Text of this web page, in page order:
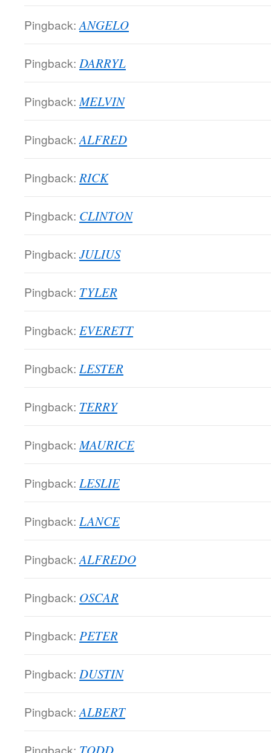
Pingback: ANGELO
Pingback: DARRYL
Pingback: MELVIN
Pingback: ALFRED
Pingback: RICK
Pingback: CLINTON
Pingback: JULIUS
Pingback: TYLER
Pingback: EVERETT
Pingback: LESTER
Pingback: TERRY
Pingback: MAURICE
Pingback: LESLIE
Pingback: LANCE
Pingback: ALFREDO
Pingback: OSCAR
Pingback: PETER
Pingback: DUSTIN
Pingback: ALBERT
Pingback: